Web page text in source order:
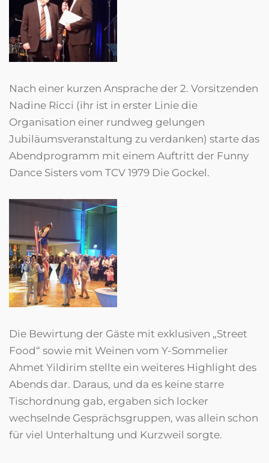
Nach einer kurzen Ansprache der 2. Vorsitzenden
Nadine Ricci (ihr ist in erster Linie die
Organisation einer rundweg gelungen
Jubiläumsveranstaltung zu verdanken) starte das
Abendprogramm mit einem Auftritt der Funny
Dance Sisters vom TCV 1979 Die Gockel.
Die Bewirtung der Gäste mit exklusiven „Street
Food“ sowie mit Weinen vom Y-Sommelier
Ahmet Yildirim stellte ein weiteres Highlight des
Abends dar. Daraus, und da es keine starre
Tischordnung gab, ergaben sich locker
wechselnde Gesprächsgruppen, was allein schon
für viel Unterhaltung und Kurzweil sorgte.